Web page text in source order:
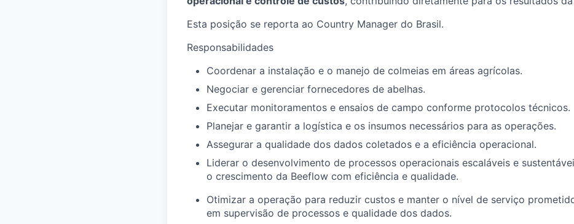
Esta posição se reporta ao Country Manager do Brasil.
Responsabilidades
Coordenar a instalação e o manejo de colmeias em áreas agrícolas.
Negociar e gerenciar fornecedores de abelhas.
Executar monitoramentos e ensaios de campo conforme protocolos técnicos.
Planejar e garantir a logística e os insumos necessários para as operações.
Assegurar a qualidade dos dados coletados e a eficiência operacional.
Liderar o desenvolvimento de processos operacionais escaláveis e
o crescimento da Beeflow com eficiência e qualidade.
Otimizar a operação para reduzir custos e manter o nível de serviço
em supervisão de processos e qualidade dos dados.